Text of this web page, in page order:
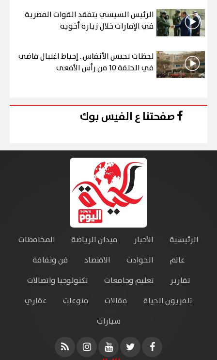
الرئيس السيسي يتفقد القوات المصرية
في الإمارات خلال زيارة أخوية
لحظات تحبس الأنفاس.. إحباط اغتيال قاضي
في الحلقة 10 من رأس الأفعى
صفحتنا ع الفيس بوك
الرئيسية الأخبار ميدان الرياضة
المحافظات
عالم
الحوادث الاقتصاد
فن وثقافة
تقارير
تعليم وجامعات
تكنولوجيا واتصالات
تلفزيون الحياة
مقالات منوعات
عقاري
سيارات